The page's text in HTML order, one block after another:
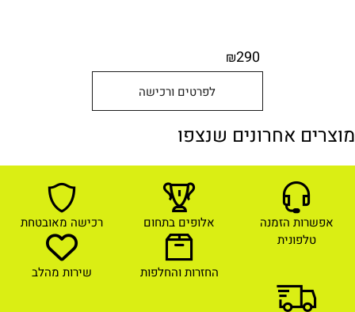
₪290
לפרטים ורכישה
מוצרים אחרונים שנצפו
אפשרות הזמנה
טלפונית
אלופים בתחום רכישה מאובטחת
החזרות והחלפות שירות מהלב